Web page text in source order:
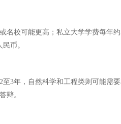
校可能更高；私立大学学费每年
币。
3年，自然科学和工程类则可能
辩。